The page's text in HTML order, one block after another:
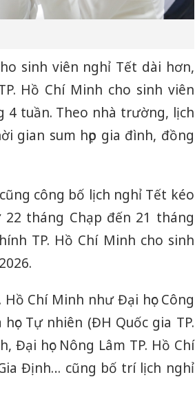
sinh viên nghỉ Tết dài hơn,
Hồ Chí Minh cho sinh viên
4 tuần. Theo nhà trường, lịch
gian sum họp gia đình, đồng
công bố lịch nghỉ Tết kéo
tháng Chạp đến 21 tháng
TP. Hồ Chí Minh cho sinh
Chí Minh như Đại học Công
Tự nhiên (ĐH Quốc gia TP.
Đại học Nông Lâm TP. Hồ Chí
Định… cũng bố trí lịch nghỉ